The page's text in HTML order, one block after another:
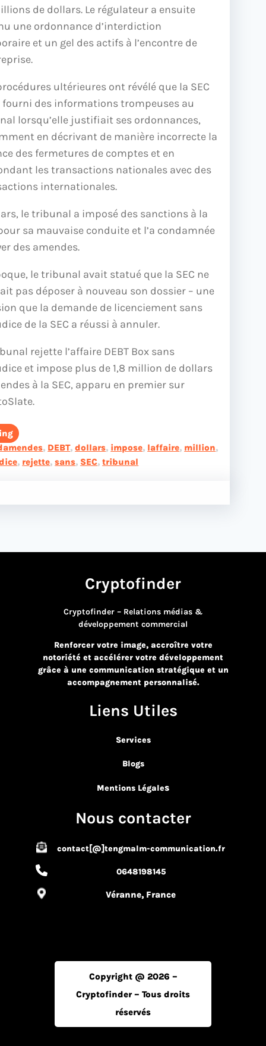
de dollars. Le régulateur a ensuite
une ordonnance d’interdiction
et un gel des actifs à l’encontre de
ultérieures ont révélé que la SEC
des informations trompeuses au
lorsqu’elle justifiait ses ordonnances,
en décrivant de manière incorrecte la
des fermetures de comptes et en
les transactions nationales avec des
internationales.
le tribunal a imposé des sanctions à la
sa mauvaise conduite et l’a condamnée
des amendes.
le tribunal avait statué que la SEC ne
pas déposer à nouveau son dossier – une
que la demande de licenciement sans
de la SEC a réussi à annuler.
rejette l’affaire DEBT Box sans
et impose plus de 1,8 million de dollars
à la SEC, apparu en premier sur
, DEBT, dollars, impose, laffaire, million
, rejette, sans, SEC, tribunal
Cryptofinder
Cryptofinder – Relations médias &
développement commercial
Renforcer votre image, accroître votre
notoriété et accélérer votre développement
grâce à une communication stratégique et un
accompagnement personnalisé.
Liens Utiles
Services
Blogs
Mentions Légales
Nous contacter
contact[@]tengmalm-communication.fr
0648198145
Véranne, France
Copyright @ 2026 –
Cryptofinder – Tous droits
réservés